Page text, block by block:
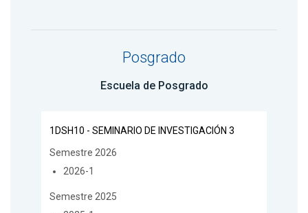
Posgrado
Escuela de Posgrado
1DSH10 - SEMINARIO DE INVESTIGACIÓN 3
Semestre 2026
2026-1
Semestre 2025